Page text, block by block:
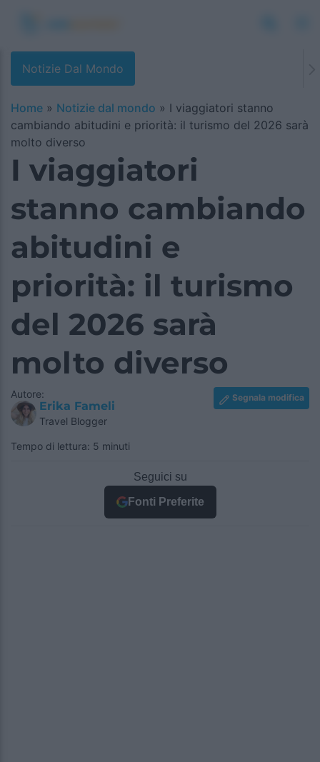
Notizie Dal Mondo
Home » Notizie dal mondo » I viaggiatori stanno
cambiando abitudini e priorità: il turismo del 2026 sarà
molto diverso
I viaggiatori
stanno cambiando
abitudini e
priorità: il turismo
del 2026 sarà
molto diverso
Autore:
Erika Fameli
Travel Blogger
Segnala modifica
Tempo di lettura: 5 minuti
Seguici su
Fonti Preferite